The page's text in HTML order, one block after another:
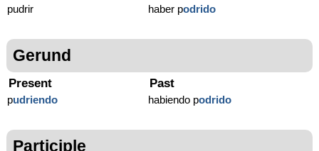
pudrir haber podrido
Gerund
Present
pudriendo
Past
habiendo podrido
Participle